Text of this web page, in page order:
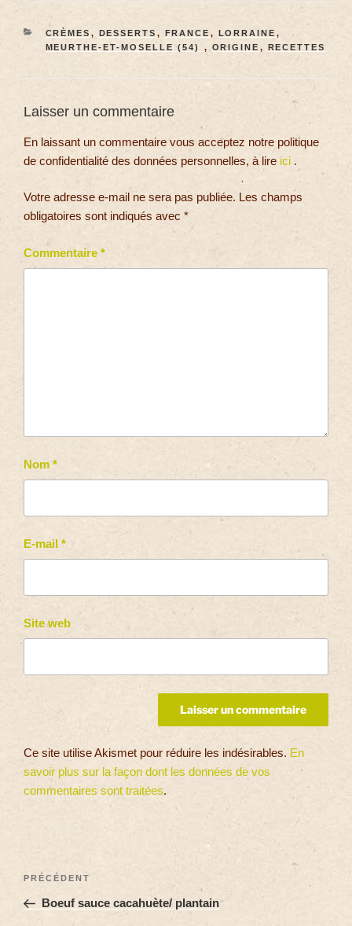
CRÈMES , DESSERTS , FRANCE , LORRAINE ,
MEURTHE-ET-MOSELLE (54) , ORIGINE , RECETTES
Laisser un commentaire
En laissant un commentaire vous acceptez notre politique
de confidentialité des données personnelles, à lire ici .
Votre adresse e-mail ne sera pas publiée. Les champs
obligatoires sont indiqués avec *
Commentaire *
Nom *
E-mail *
Site web
Ce site utilise Akismet pour réduire les indésirables. En
savoir plus sur la façon dont les données de vos
commentaires sont traitées.
PRÉCÉDENT
Boeuf sauce cacahuète/ plantain